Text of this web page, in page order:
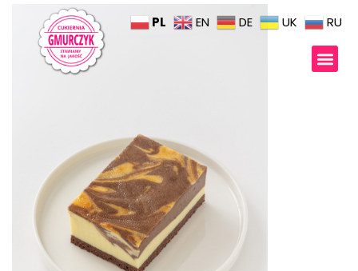
PL EN DE UK RU